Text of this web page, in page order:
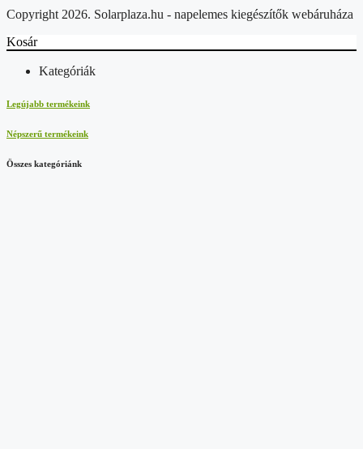
Copyright 2026. Solarplaza.hu - napelemes kiegészítők webáruháza
Kosár
Kategóriák
Legújabb termékeink
Népszerű termékeink
Összes kategóriánk